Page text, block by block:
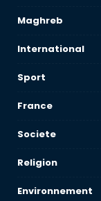
Maghreb
International
Sport
France
Societe
Religion
Environnement